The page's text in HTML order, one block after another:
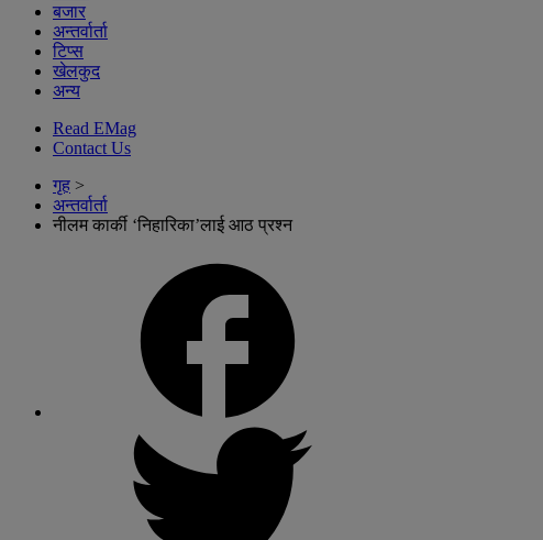
बजार
अन्तर्वार्ता
टिप्स
खेलकुद
अन्य
Read EMag
Contact Us
गृह >
अन्तर्वार्ता
नीलम कार्की ‘निहारिका’लाई आठ प्रश्न